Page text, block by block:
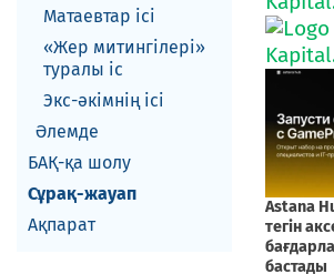
Матаевтар ici
«Жер митингілері»
туралы іс
Экс-әкiмнiң iсi
Әлемде
БАҚ-қа шолу
Сұрақ-жауап
Ақпарат